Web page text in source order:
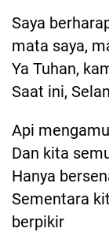
Saya
mata saya,
Ya Tuhan,
Saat ini,
Api
Dan kita
Hanya
Sementara
berpikir